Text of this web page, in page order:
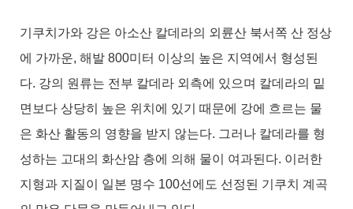
기쿠치가와 강은 아소산 칼데라의 외륜산 북서쪽 산 정상
에 가까운, 해발 800미터 이상의 높은 지역에서 형성된
다. 강의 원류는 전부 칼데라 외측에 있으며 칼데라의 밑
면보다 상당히 높은 위치에 있기 때문에 강에 흐르는 물
은 화산 활동의 영향을 받지 않는다. 그러나 칼데라를 형
성하는 고대의 화산암 층에 의해 물이 여과된다. 이러한
지형과 지질이 일본 명수 100선에도 선정된 기쿠치 계곡